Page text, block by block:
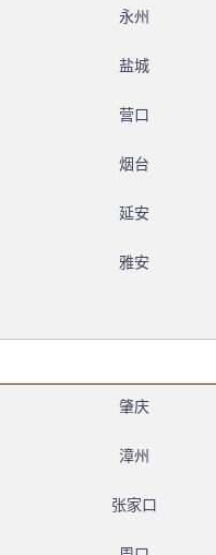
永州
盐城
营口
烟台
延安
雅安
肇庆
漳州
张家口